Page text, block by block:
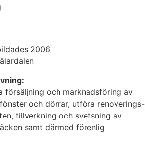
2006
försäljning och marknadsföring av
och dörrar, utföra renoverings-
tillverkning och svetsning av
samt därmed förenlig